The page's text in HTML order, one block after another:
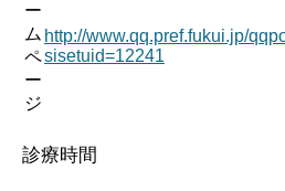
ー
ム
ペ
ー
ジ
http://www.qq.pref.fukui.jp/
sisetuid=12241
診療時間